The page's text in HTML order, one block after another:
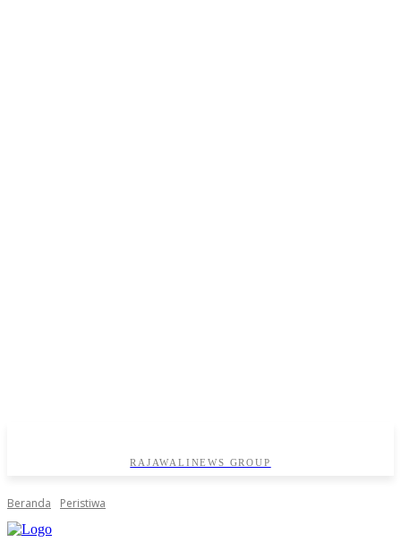
RAJAWALINEWS GROUP
Beranda Peristiwa